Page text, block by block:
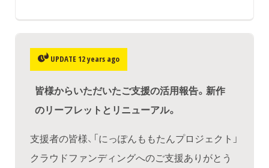
UPDATE 12 years ago
皆様からいただいたご支援の活用報告。新作
のリーフレットとリニューアル。
支援者の皆様、「にっぽんももたんプロジェクト」
クラウドファンディングへのご支援ありがとう